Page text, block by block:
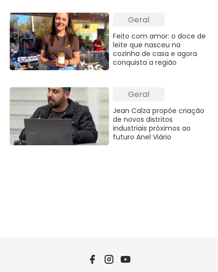
Geral
Feito com amor: o doce de
leite que nasceu na
cozinha de casa e agora
conquista a região
Geral
Jean Calza propõe criação
de novos distritos
industriais próximos ao
futuro Anel Viário